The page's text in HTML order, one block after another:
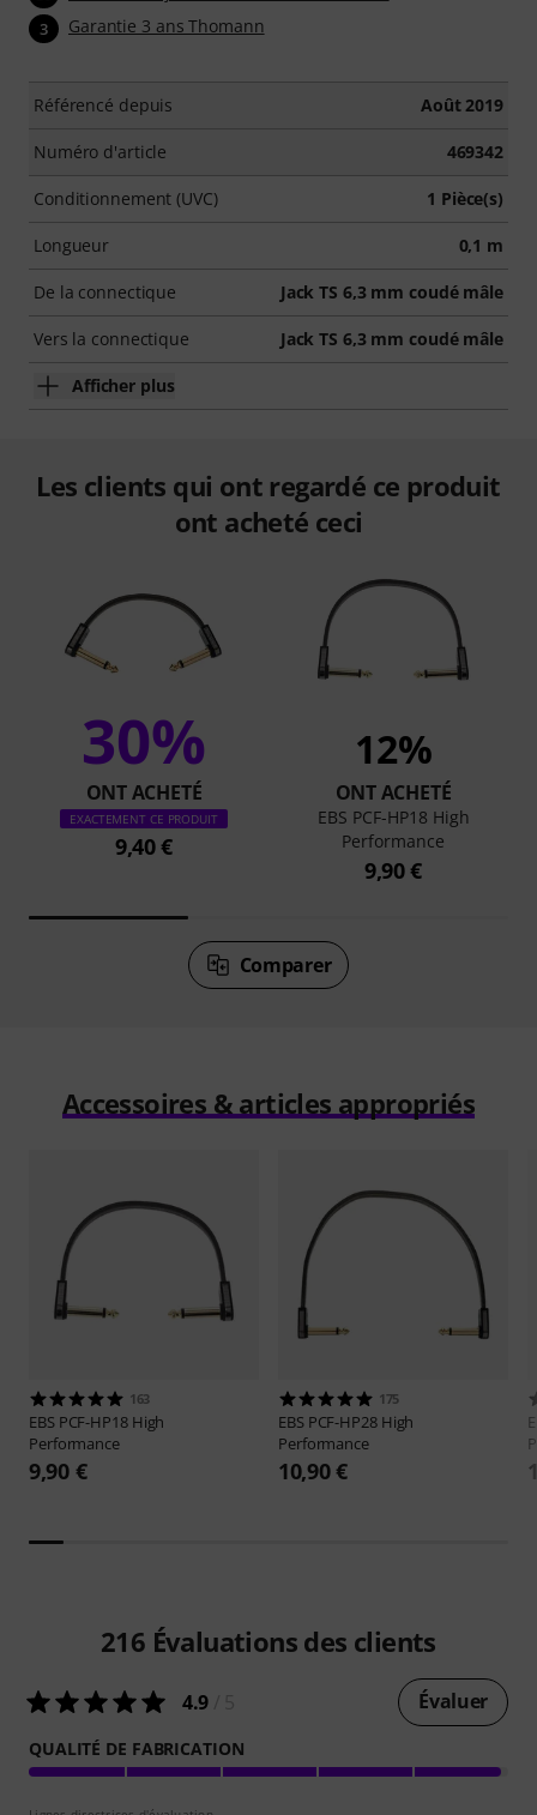
3 Garantie 3 ans Thomann
Référencé depuis Août 2019
Numéro d'article 469342
Conditionnement (UVC) 1 Pièce(s)
Longueur 0,1 m
De la connectique Jack TS 6,3 mm coudé mâle
Vers la connectique Jack TS 6,3 mm coudé mâle
Afficher plus
Les clients qui ont regardé ce produit
ont acheté ceci
30%
ONT ACHETÉ
EXACTEMENT CE PRODUIT
9,40 €
12%
ONT ACHETÉ
EBS PCF-HP18 High
Performance
9,90 €
Comparer
Accessoires & articles appropriés
163
EBS PCF-HP18 High
Performance
9,90 €
175
EBS PCF-HP28 High
Performance
10,90 €
216 Évaluations des clients
4.9 Évaluer
QUALITÉ DE FABRICATION